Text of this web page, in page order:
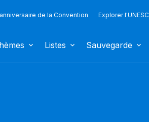
de la Convention Explorer
Listes Sauvegarde